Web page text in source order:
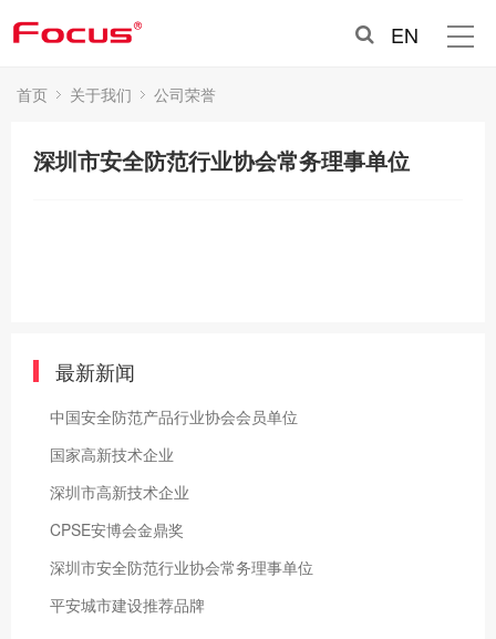
EN
首页 关于我们 公司荣誉
深圳市安全防范行业协会常务理事单位
最新新闻
中国安全防范产品行业协会会员单位
国家高新技术企业
深圳市高新技术企业
CPSE安博会金鼎奖
深圳市安全防范行业协会常务理事单位
平安城市建设推荐品牌